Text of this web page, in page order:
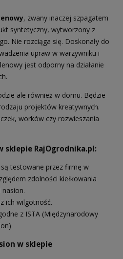
, zwany inaczej szpagatem
syntetyczny, wytworzony z
Nie rozciąga się. Doskonały do
upraw w warzywniku i
jest odporny na działanie
ale również w domu. Będzie
projektów kreatywnych.
worków czy rozwieszania
sklepie RajOgrodnika.pl:
testowane przez firmę w
zdolności kiełkowania
ich wilgotność.
z ISTA (Międzynarodowy
w sklepie